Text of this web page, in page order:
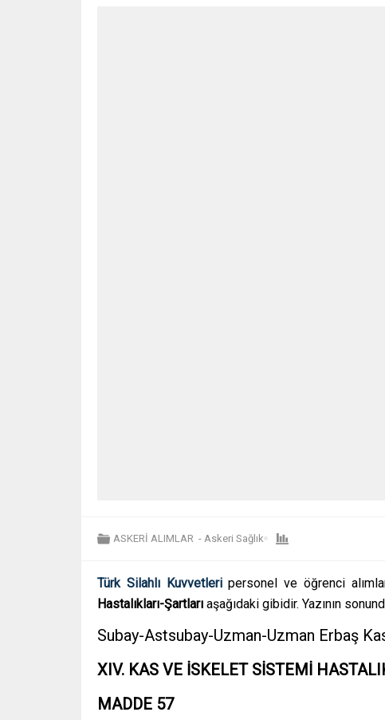
ASKERİ ALIMLAR - Askeri Sağlık
Türk Silahlı Kuvvetleripersonel ve öğrenci
Hastalıkları-Şartları aşağıdaki gibidir. Yazının
Subay-Astsubay-Uzman-Uzman Erbaş
XIV. KAS VE İSKELET SİSTEMİ
MADDE 57